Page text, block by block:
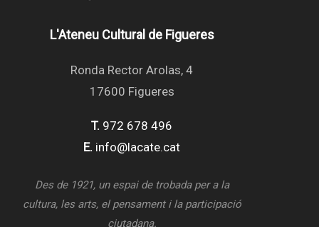
L'Ateneu Cultural de Figueres
Ronda Rector Arolas, 4
17600 Figueres
T. 972 678 496
E. info@lacate.cat
Des de 1921, un espai de trobada per a la
cultura, les arts, el pensament i la participació
ciutadana.